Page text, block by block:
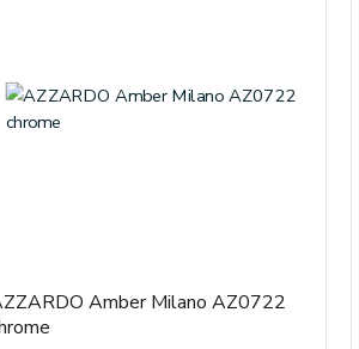
Amber Milano AZ0722